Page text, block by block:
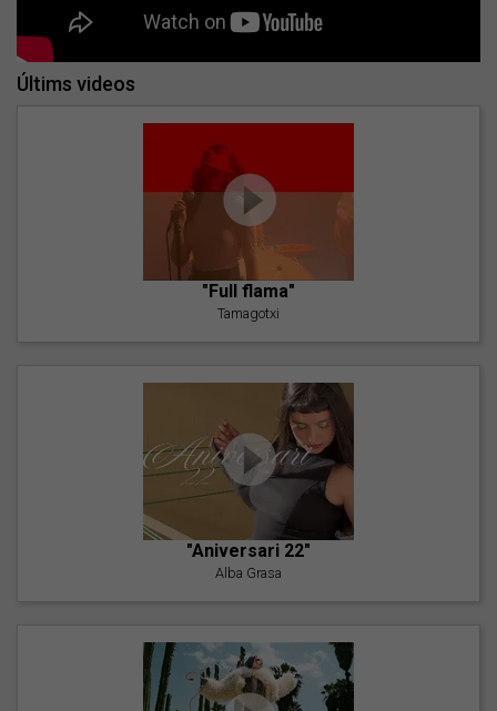
Últims videos
"Full flama"
Tamagotxi
"Aniversari 22"
Alba Grasa